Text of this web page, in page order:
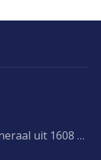
Eerste portret van Staten-Generaal uit 1608 ontdekt